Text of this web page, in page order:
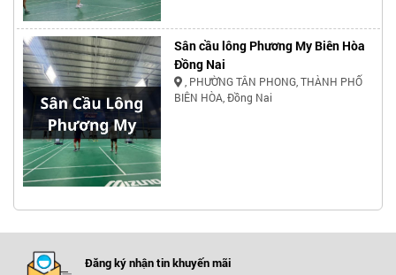
Sân cầu lông Phương My Biên Hòa
Đồng Nai
, PHƯỜNG TÂN PHONG, THÀNH PHỐ
BIÊN HÒA, Đồng Nai
Đăng ký nhận tin khuyến mãi